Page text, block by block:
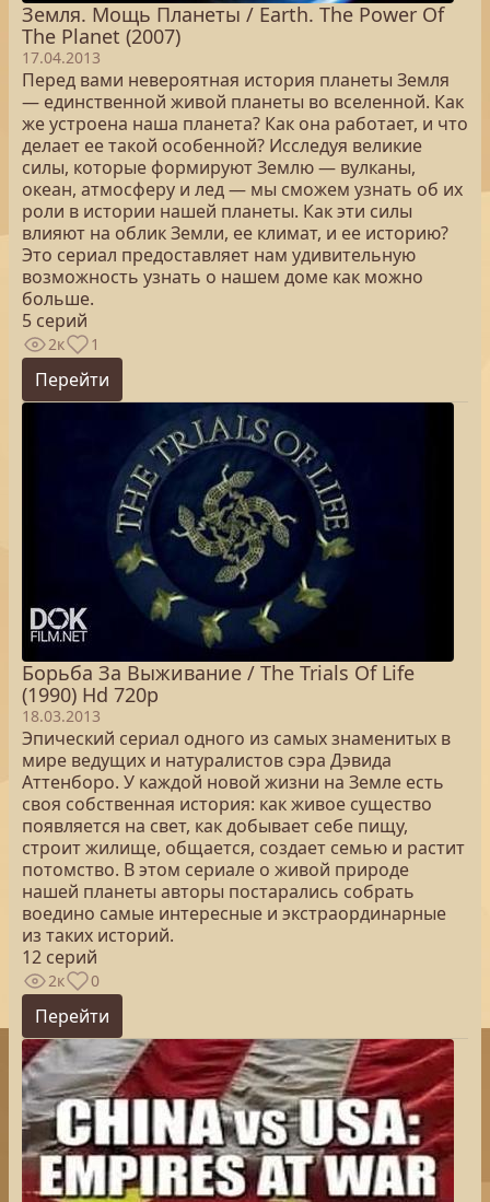
Земля. Мощь Планеты / Earth. The Power Of
The Planet (2007)
17.04.2013
Перед вами невероятная история планеты Земля
— единственной живой планеты во вселенной. Как
же устроена наша планета? Как она работает, и что
делает ее такой особенной? Исследуя великие
силы, которые формируют Землю — вулканы,
океан, атмосферу и лед — мы сможем узнать об их
роли в истории нашей планеты. Как эти силы
влияют на облик Земли, ее климат, и ее историю?
Это сериал предоставляет нам удивительную
возможность узнать о нашем доме как можно
больше.
5 серий
2к 1
Перейти
Борьба За Выживание / The Trials Of Life
(1990) Hd 720p
18.03.2013
Эпический сериал одного из самых знаменитых в
мире ведущих и натуралистов сэра Дэвида
Аттенборо. У каждой новой жизни на Земле есть
своя собственная история: как живое существо
появляется на свет, как добывает себе пищу,
строит жилище, общается, создает семью и растит
потомство. В этом сериале о живой природе
нашей планеты авторы постарались собрать
воедино самые интересные и экстраординарные
из таких историй.
12 серий
2к 0
Перейти